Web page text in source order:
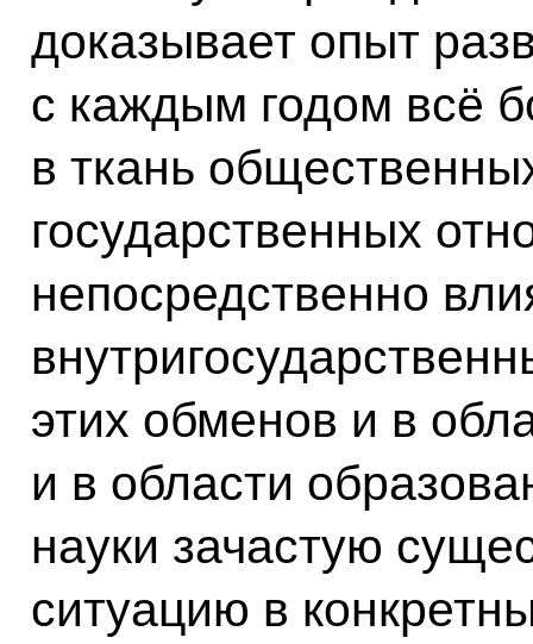
доказывает опыт
с каждым годом всё
в ткань
государственных
непосредственно
этих обменов и в
и в области
науки зачастую
ситуацию в